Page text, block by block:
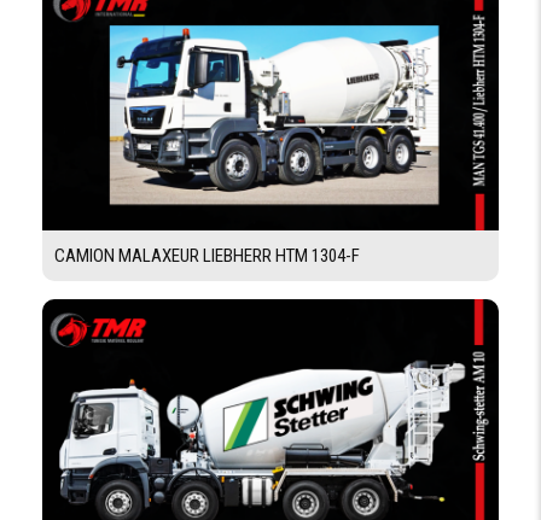
ROULEAUX 4 n
Demande De Devis
CAMION MALAXEUR LIEBHERR HTM 1304-F